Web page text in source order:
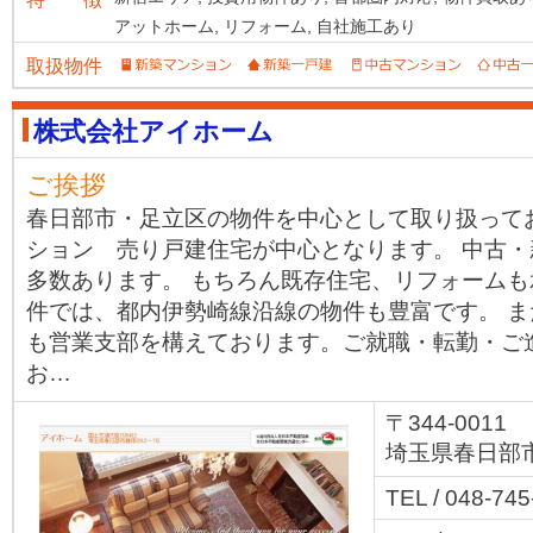
アットホーム,
リフォーム, 自社施工あり
取扱物件
株式会社アイホーム
ご挨拶
春日部市・足立区の物件を中心として取り扱って
ション 売り戸建住宅が中心となります。 中古
多数あります。 もちろん既存住宅、リフォーム
件では、都内伊勢崎線沿線の物件も豊富です。
も営業支部を構えております。ご就職・転勤・
お…
〒344-0011
埼玉県春日部
TEL / 048-